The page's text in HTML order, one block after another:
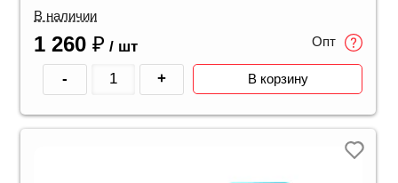
В наличии
1 260 ₽ / шт Опт
- + В корзину